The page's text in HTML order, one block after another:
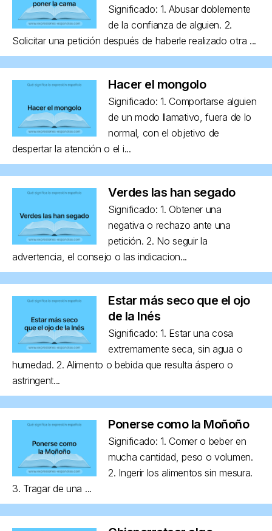
Significado: 1. Abusar doblemente
de la confianza de alguien. 2.
Solicitar una petición después de haberle realizado otra ...
Hacer el mongolo
Significado: 1. Comportarse alguien
de un modo llamativo, fuera de lo
normal, con el objetivo de
despertar la atención o el i...
Verdes las han segado
Significado: 1. Obtener una
negativa o rechazo ante una
petición. 2. No seguir la
advertencia, el consejo o las indicacion...
Estar más seco que el ojo
de la Inés
Significado: 1. Estar una cosa
extremamente seca, sin agua o
humedad. 2. Alimento o bebida que resulta áspero o
astringent...
Ponerse como la Moñoño
Significado: 1. Comer o beber en
mucha cantidad, peso o volumen.
2. Ingerir los alimentos sin mesura.
3. Tragar de una ...